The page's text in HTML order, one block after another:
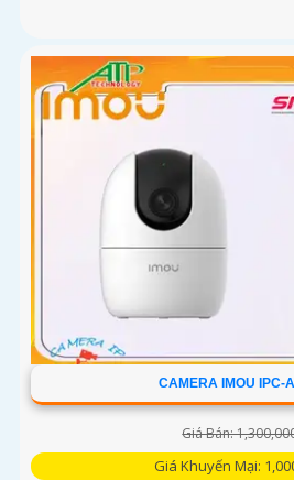
CAMERA IMOU IPC-
Giá Bán:
Giá Khuyến Mại: